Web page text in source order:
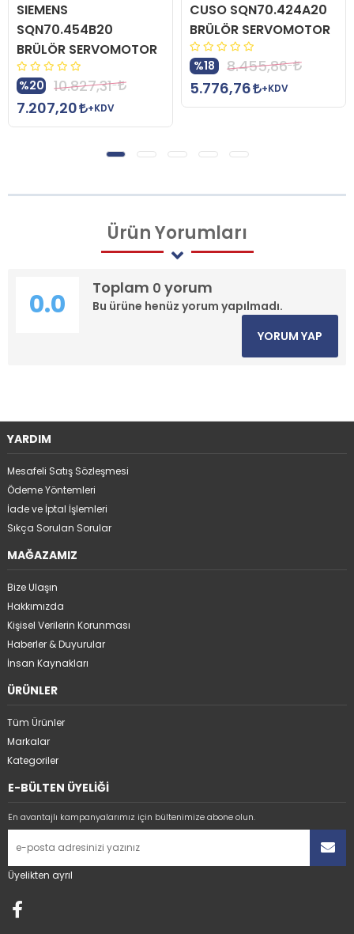
SIEMENS
SQN70.454B20
BRÜLÖR SERVOMOTOR
%20
10.827,31
7.207,20
+KDV
CUSO SQN70.424A20
BRÜLÖR SERVOMOTOR
%18
8.455,86
5.776,76
+KDV
ÜrünYorumları
Toplam 0 yorum
Bu ürüne henüz yorum yapılmadı.
0.0
YORUM YAP
YARDIM
Mesafeli Satış Sözleşmesi
Ödeme Yöntemleri
İade ve İptal İşlemleri
Sıkça Sorulan Sorular
MAĞAZAMIZ
Bize Ulaşın
Hakkımızda
Kişisel Verilerin Korunması
Haberler & Duyurular
İnsan Kaynakları
ÜRÜNLER
Tüm Ürünler
Markalar
Kategoriler
E-BÜLTEN ÜYELİĞİ
En avantajlı kampanyalarımız için bültenimize abone olun.
Üyelikten ayrıl